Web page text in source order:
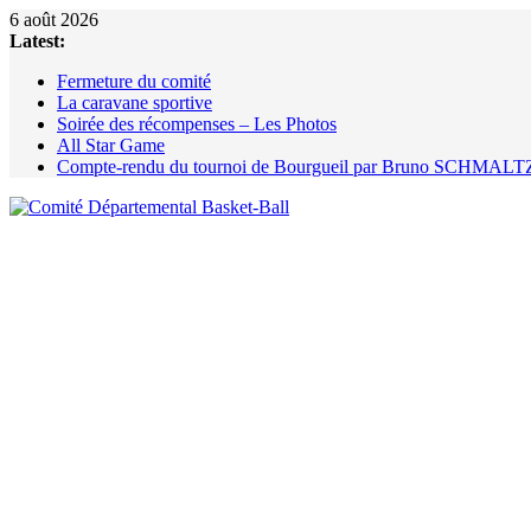
Passer
au
6 août 2026
Latest:
Fermeture du comité
La caravane sportive
Soirée des récompenses – Les Photos
All Star Game
Compte-rendu du tournoi de Bourgueil par Bruno